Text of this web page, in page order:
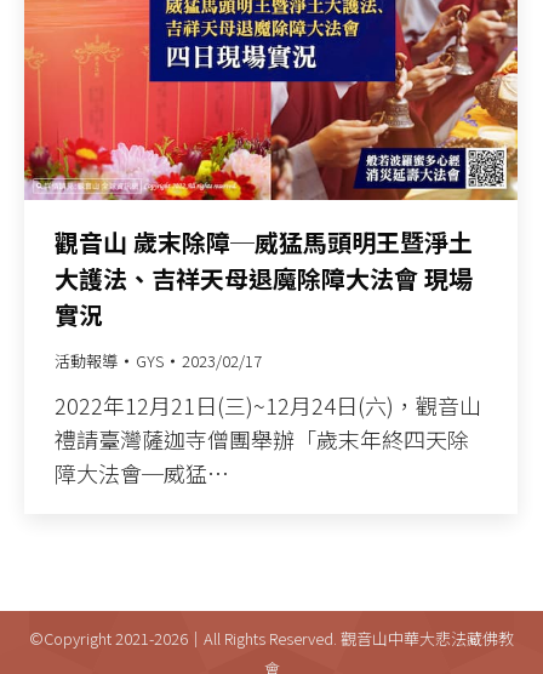
觀音山 歲末除障─威猛馬頭明王暨淨土
大護法、吉祥天母退魔除障大法會 現場
實況
活動報導 GYS 2023/02/17
2022年12月21日(三)~12月24日(六)，觀音山
禮請臺灣薩迦寺僧團舉辦「歲末年終四天除
障大法會─威猛…
©Copyright 2021-2026｜All Rights Reserved. 觀音山中華大悲法藏佛教
會